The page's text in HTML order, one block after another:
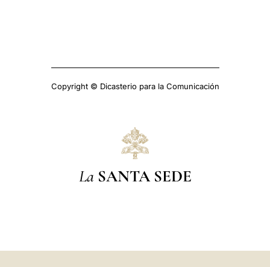
Copyright © Dicasterio para la Comunicación
La SANTA SEDE